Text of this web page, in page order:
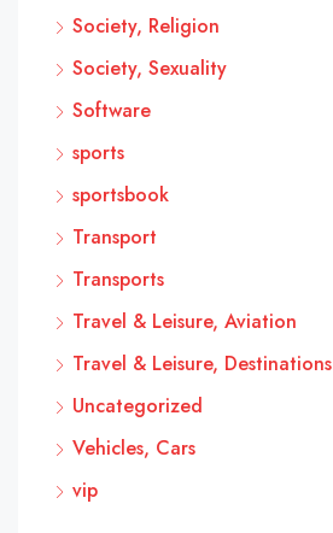
Society, Religion
Society, Sexuality
Software
sports
sportsbook
Transport
Transports
Travel & Leisure, Aviation
Travel & Leisure, Destinations
Uncategorized
Vehicles, Cars
vip